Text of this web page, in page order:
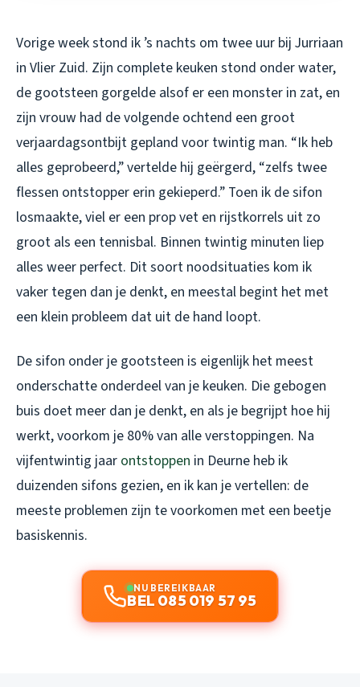
Vorige week stond ik ’s nachts om twee uur bij Jurriaan
in Vlier Zuid. Zijn complete keuken stond onder water,
de gootsteen gorgelde alsof er een monster in zat, en
zijn vrouw had de volgende ochtend een groot
verjaardagsontbijt gepland voor twintig man. “Ik heb
alles geprobeerd,” vertelde hij geërgerd, “zelfs twee
flessen ontstopper erin gekieperd.” Toen ik de sifon
losmaakte, viel er een prop vet en rijstkorrels uit zo
groot als een tennisbal. Binnen twintig minuten liep
alles weer perfect. Dit soort noodsituaties kom ik
vaker tegen dan je denkt, en meestal begint het met
een klein probleem dat uit de hand loopt.
De sifon onder je gootsteen is eigenlijk het meest
onderschatte onderdeel van je keuken. Die gebogen
buis doet meer dan je denkt, en als je begrijpt hoe hij
werkt, voorkom je 80% van alle verstoppingen. Na
vijfentwintig jaar ontstoppen in Deurne heb ik
duizenden sifons gezien, en ik kan je vertellen: de
meeste problemen zijn te voorkomen met een beetje
basiskennis.
NU BEREIKBAAR
BEL 085 019 57 95